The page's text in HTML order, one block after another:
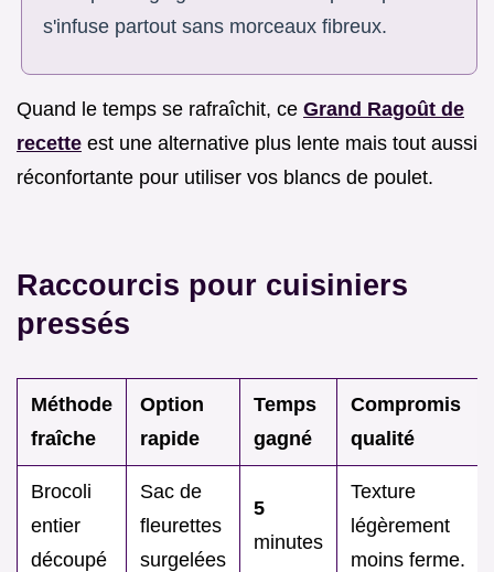
s'infuse partout sans morceaux fibreux.
Quand le temps se rafraîchit, ce Grand Ragoût de
recette est une alternative plus lente mais tout aussi
réconfortante pour utiliser vos blancs de poulet.
Raccourcis pour cuisiniers
pressés
Méthode
fraîche
Option
rapide
Temps
gagné
Compromis
qualité
Brocoli
entier
découpé
Sac de
fleurettes
surgelées
5
minutes
Texture
légèrement
moins ferme.